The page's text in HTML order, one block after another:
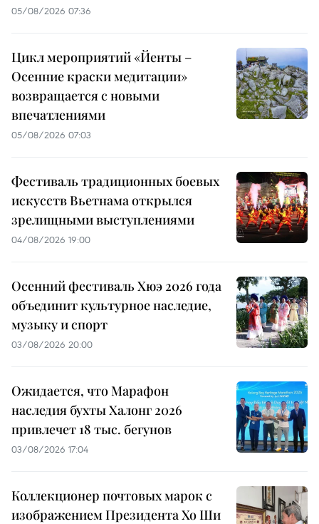
05/08/2026 07:36
Цикл мероприятий «Йенты –
Осенние краски медитации»
возвращается с новыми
впечатлениями
05/08/2026 07:03
Фестиваль традиционных боевых
искусств Вьетнама открылся
зрелищными выступлениями
04/08/2026 19:00
Осенний фестиваль Хюэ 2026 года
объединит культурное наследие,
музыку и спорт
03/08/2026 20:00
Ожидается, что Марафон
наследия бухты Халонг 2026
привлечет 18 тыс. бегунов
03/08/2026 17:04
Коллекционер почтовых марок с
изображением Президента Хо Ши